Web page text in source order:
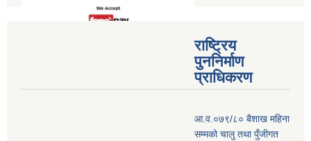
राष्ट्रिय
पुननिर्माण
प्राधिकरण
आ.व.०७९/८० बैशाख महिना
सम्मको चालु तथा पुँजीगत